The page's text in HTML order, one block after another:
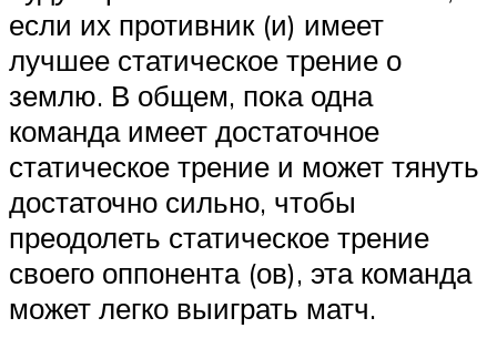
если их противник (и) имеет
лучшее статическое трение о
землю. В общем, пока одна
команда имеет достаточное
статическое трение и может тянуть
достаточно сильно, чтобы
преодолеть статическое трение
своего оппонента (ов), эта команда
может легко выиграть матч.